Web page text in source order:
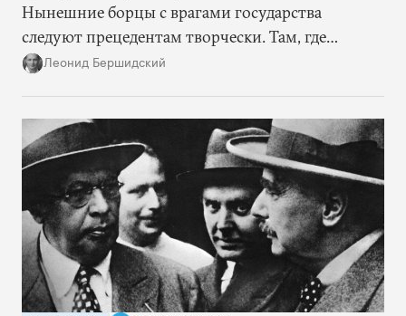
Нынешние борцы с врагами государства
следуют прецедентам творчески. Там, где
нацисты торопились в революционном угаре,
сериям ограничений и перекрывая вскрывшиеся
в процессе лазейки.
Леонид Бершидский